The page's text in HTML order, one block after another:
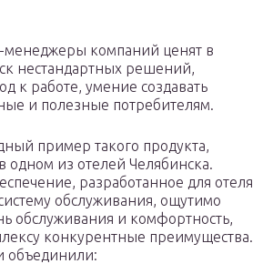
менеджеры компаний ценят в
нестандартных решений,
к работе, умение создавать
и полезные потребителям.
пример такого продукта,
одном из отелей Челябинска.
разработанное для отеля
обслуживания, ощутимо
обслуживания и комфортность,
конкурентные преимущества.
объединили: